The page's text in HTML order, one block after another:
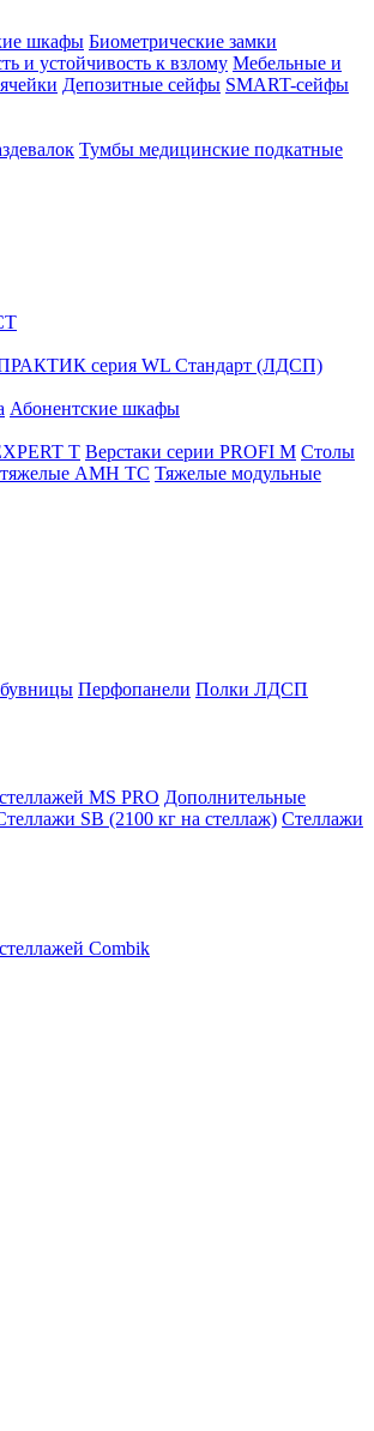
шкафы Биометрические замки
и устойчивость к взлому Мебельные и
Депозитные сейфы SMART-сейфы
Тумбы медицинские подкатные
серия WL Стандарт (ЛДСП)
Абонентские шкафы
T Верстаки серии PROFI M Столы
AMH TC Тяжелые модульные
Перфопанели Полки ЛДСП
MS PRO Дополнительные
SB (2100 кг на стеллаж) Стеллажи
Combik